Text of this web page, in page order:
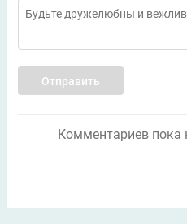
Отправить
Комментариев пока